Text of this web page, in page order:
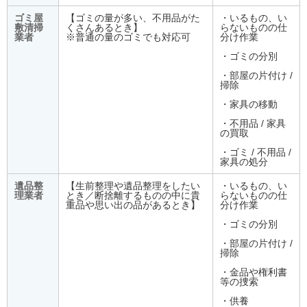
ゴミ屋
敷清掃
業者
【ゴミの量が多い、不用品がた
くさんあるとき】
※普通の量のゴミでも対応可
・いるもの、い
らないものの仕
分け作業
・ゴミの分別
・部屋の片付け /
掃除
・家具の移動
・不用品 / 家具
の買取
・ゴミ / 不用品 /
家具の処分
遺品整
理業者
【生前整理や遺品整理をしたい
とき／断捨離するものの中に貴
重品や思い出の品があるとき】
・いるもの、い
らないものの仕
分け作業
・ゴミの分別
・部屋の片付け /
掃除
・金品や権利書
等の捜索
・供養